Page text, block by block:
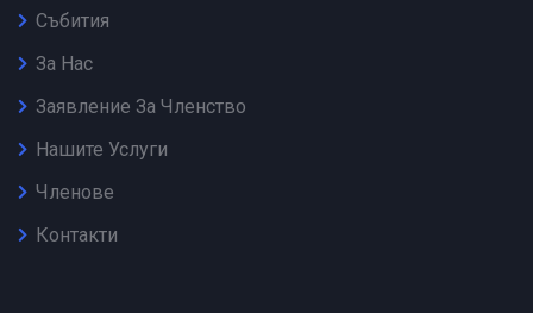
Събития
За Нас
Заявление За Членство
Нашите Услуги
Членове
Контакти